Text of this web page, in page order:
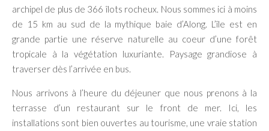
archipel de plus de 366 îlots rocheux. Nous sommes ici à moins
de 15 km au sud de la mythique baie d’Along. L’île est en
grande partie une réserve naturelle au coeur d’une forêt
tropicale à la végétation luxuriante. Paysage grandiose à
traverser dès l’arrivée en bus.
Nous arrivons à l’heure du déjeuner que nous prenons à la
terrasse d’un restaurant sur le front de mer. Ici, les
installations sont bien ouvertes au tourisme, une vraie station